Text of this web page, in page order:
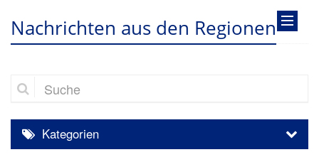
Nachrichten aus den Regionen
Suche
Kategorien